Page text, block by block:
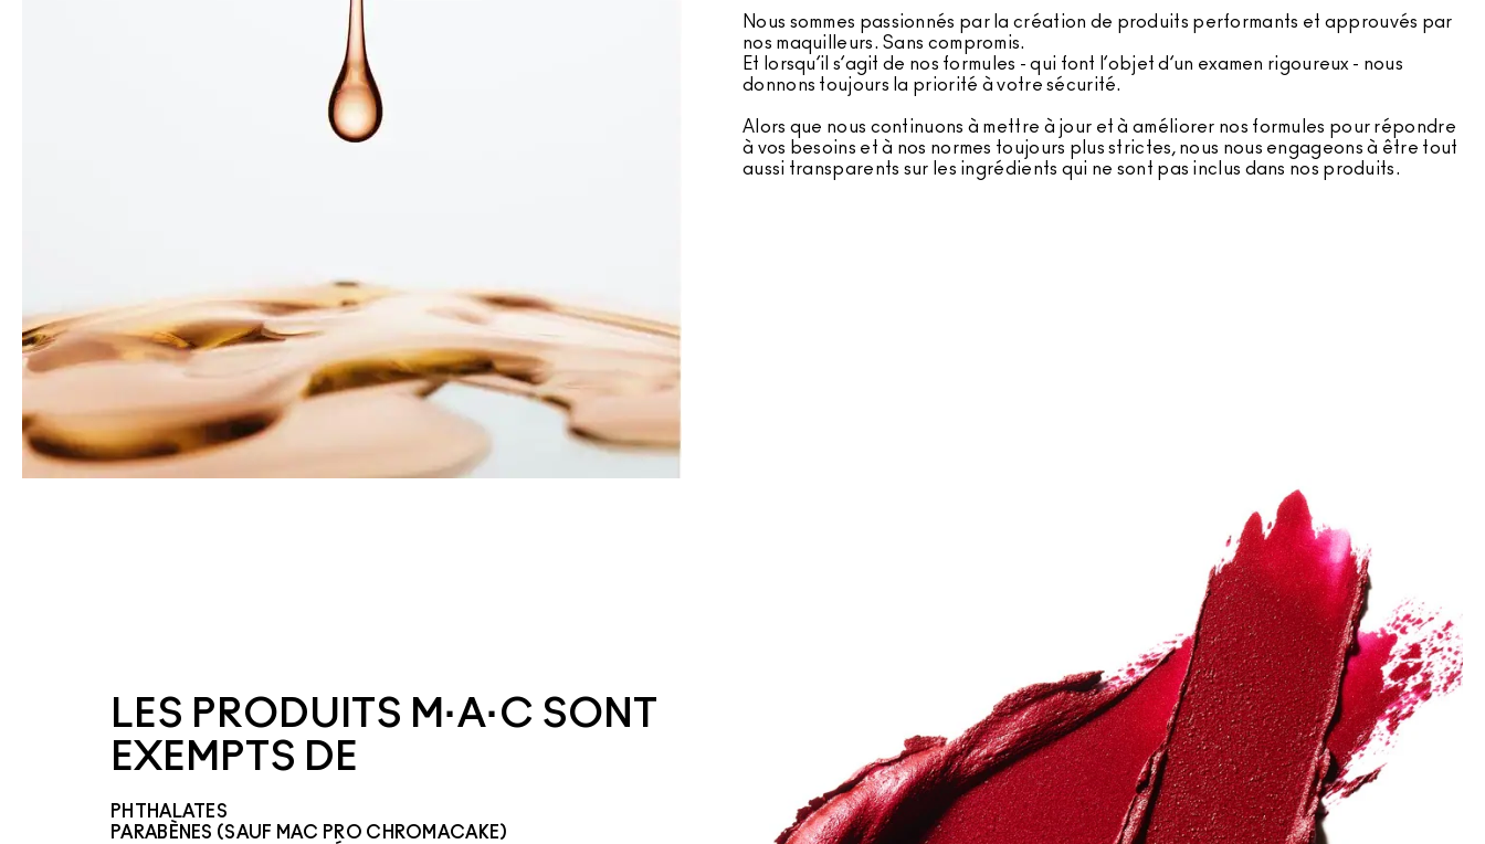
Nous sommes passionnés par la création de produits performants et approuvés par
nos maquilleurs. Sans compromis.
Et lorsqu’il s’agit de nos formules - qui font l’objet d’un examen rigoureux - nous
donnons toujours la priorité à votre sécurité.
Alors que nous continuons à mettre à jour et à améliorer nos formules pour répondre
à vos besoins et à nos normes toujours plus strictes, nous nous engageons à être tout
aussi transparents sur les ingrédients qui ne sont pas inclus dans nos produits.
LES PRODUITS M·A·C SONT
EXEMPTS DE
PHTHALATES
PARABÈNES (SAUF MAC PRO CHROMACAKE)